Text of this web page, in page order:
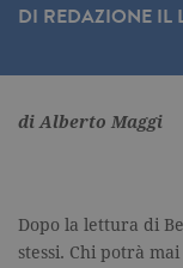
DI REDAZIONE IL
di Alberto Maggi
Dopo la lettura di
stessi. Chi potrà